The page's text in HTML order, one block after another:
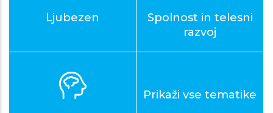
Ljubezen
Spolnost in telesni
razvoj
Prikaži vse tematike